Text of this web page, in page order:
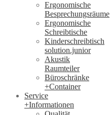
Ergonomische
Besprechungsräume
Ergonomische
Schreibtische
Kinderschreibtisch
solution.junior
Akustik
Raumteiler
Büroschränke
+Container
Service
+Informationen